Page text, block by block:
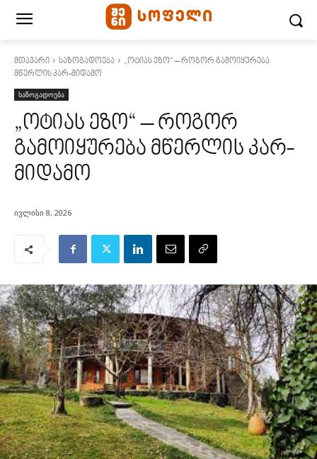
მთავარი საზოგადოება
„ოტიას ეზო“ – როგორ გამოიყურება
მწერლის კარ-მიდამო
საზოგადოება
„ოტიას ეზო“ – როგორ
გამოიყურება მწერლის კარ-
მიდამო
ივლისი 8, 2026